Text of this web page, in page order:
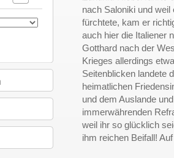
nach Saloniki und
fürchtete, kam er
auch hier die Italiener
Gotthard nach der
Krieges allerdings
Seitenblicken landete
heimatlichen
und dem Auslande
immerwährenden
weil ihr so glücklich
ihm reichen Beifall!